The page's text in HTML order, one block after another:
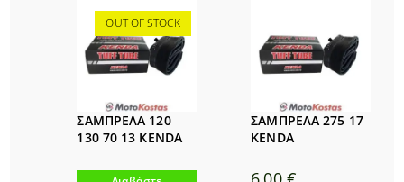
OUT OF STOCK
ΣΑΜΠΡΕΛΑ 120
130 70 13 KENDA
ΣΑΜΠΡΕΛΑ 275 17
KENDA